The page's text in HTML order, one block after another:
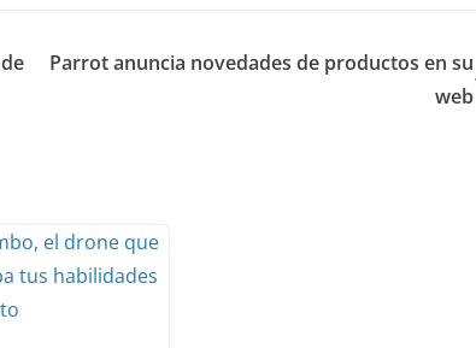
Parrot anuncia novedades de productos en su
web